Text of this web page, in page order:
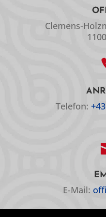
Clemens-
Telefon:
E-Mail: